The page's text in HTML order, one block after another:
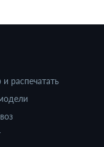
распечатать